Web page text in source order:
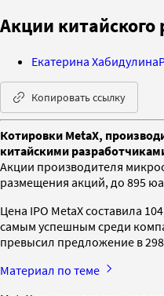
Акции
Екатерина Хабидулина
Копировать ссылку
Котировки MetaX,
китайскими
Акции производителя
размещения акций, до 895
Цена IPO MetaX составила
самым успешным среди
превысил предложение в
Материал по теме